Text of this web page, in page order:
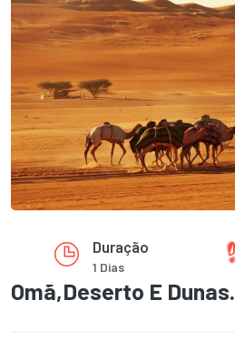
Duração
1 Dias
Omã,Deserto E Dunas.